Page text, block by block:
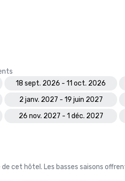
18 sept. 2026 - 11 oct. 2026
2 janv. 2027 - 19 juin 2027
26 nov. 2027 - 1 déc. 2027
cet hôtel. Les basses saisons